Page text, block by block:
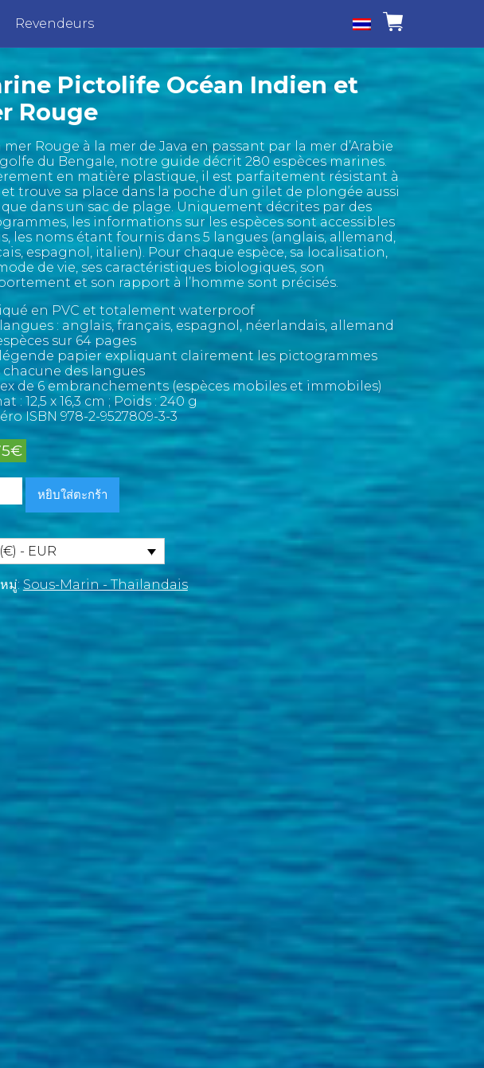
Revendeurs
Pictolife Océan Indien et
Rouge
mer Rouge à la mer de Java en passant par la mer d’Arabie
du Bengale, notre guide décrit 280 espèces marines.
en matière plastique, il est parfaitement résistant à
et trouve sa place dans la poche d’un gilet de plongée aussi
dans un sac de plage. Uniquement décrites par des
les informations sur les espèces sont accessibles
les noms étant fournis dans 5 langues (anglais, allemand,
espagnol, italien). Pour chaque espèce, sa localisation,
de vie, ses caractéristiques biologiques, son
et son rapport à l’homme sont précisés.
en PVC et totalement waterproof
langues : anglais, français, espagnol, néerlandais, allemand
sur 64 pages
papier expliquant clairement les pictogrammes
chacune des langues
de 6 embranchements (espèces mobiles et immobiles)
: 12,5 x 16,3 cm ; Poids : 240 g
ISBN 978-2-9527809-3-3
€
หยิบใส่ตะกร้า
- EUR
มู่: Sous-Marin - Thaïlandais